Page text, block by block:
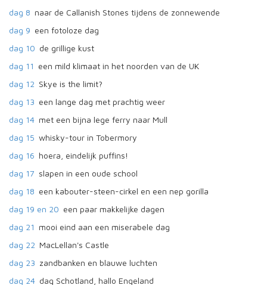
dag 8 naar de Callanish Stones tijdens de zonnewende
dag 9 een fotoloze dag
dag 10 de grillige kust
dag 11 een mild klimaat in het noorden van de UK
dag 12 Skye is the limit?
dag 13 een lange dag met prachtig weer
dag 14 met een bijna lege ferry naar Mull
dag 15 whisky-tour in Tobermory
dag 16 hoera, eindelijk puffins!
dag 17 slapen in een oude school
dag 18 een kabouter-steen-cirkel en een nep gorilla
dag 19 en 20 een paar makkelijke dagen
dag 21 mooi eind aan een miserabele dag
dag 22 MacLellan's Castle
dag 23 zandbanken en blauwe luchten
dag 24 dag Schotland, hallo Engeland